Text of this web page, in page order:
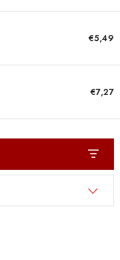
KORADO
€5,49
€7,27